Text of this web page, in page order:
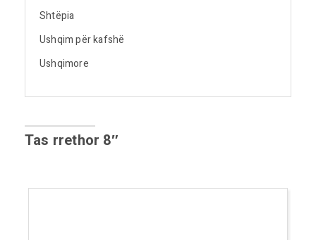
Shtëpia
Ushqim për kafshë
Ushqimore
Tas rrethor 8″